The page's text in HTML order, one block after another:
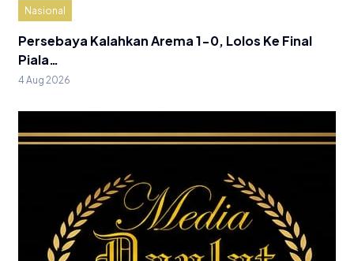
Nasional
Persebaya Kalahkan Arema 1-0, Lolos Ke Final
Piala…
4 Aug 2026